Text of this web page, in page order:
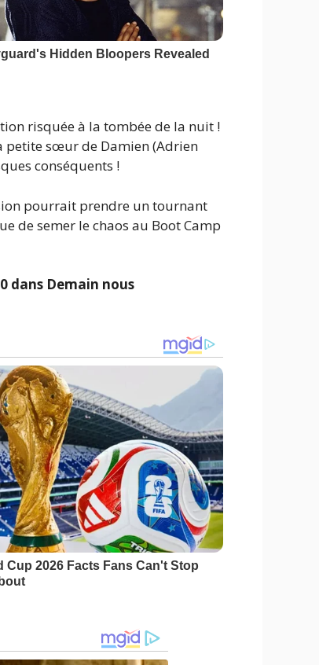
risquée à la tombée de la nuit !
petite sœur de Damien (Adrien
conséquents !
pourrait prendre un tournant
de semer le chaos au Boot Camp
dans Demain nous